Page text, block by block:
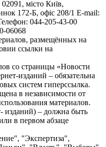
місто Київ,
172-Б, офіс 208/1 E-mail:
044-205-43-00
06068
размещённых на
ссылки на
со страницы «Новости
изданий – обязательна
систем гиперссылка.
в независимости от
материалов.
изданий) – должна быть
в первом абзаце
"Экспертиза",